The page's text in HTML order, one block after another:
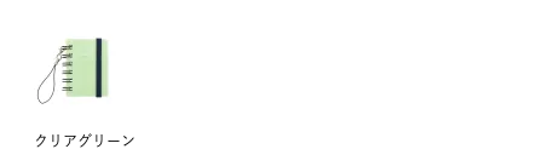
クリアグリーン